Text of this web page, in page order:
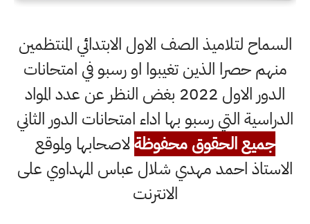
السماح لتلاميذ الصف الاول الابتدائي المنتظمين
منهم حصرا الذين تغيبوا او رسبو في امتحانات
الدور الاول 2022 بغض النظر عن عدد المواد
الدراسية التي رسبو بها اداء امتحانات الدور الثاني
جميع الحقوق محفوظةلاصحابها ولموقع
الاستاذ احمد مهدي شلال عباس المهداوي على
الانترنت